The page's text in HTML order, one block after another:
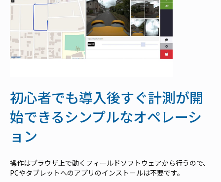
初心者でも導入後すぐ計測が開
始できるシンプルなオペレーシ
ョン
操作はブラウザ上で動くフィールドソフトウェアから行うので、
PCやタブレットへのアプリのインストールは不要です。